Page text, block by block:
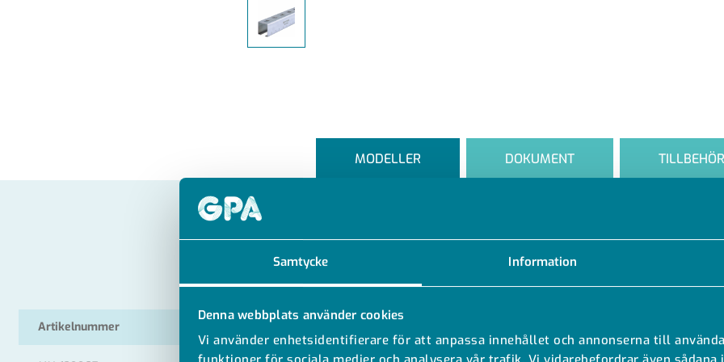
Samtycke Information
Denna webbplats använder cookies
Vi använder enhetsidentifierare för att anpassa innehållet och annonserna till
MODELLER DOKUMENT TILLBEHÖR
Artikelnummer